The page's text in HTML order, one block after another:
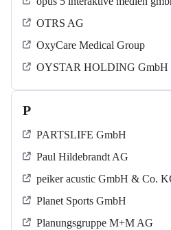
OTRS AG
OxyCare Medical Group
OYSTAR HOLDING GmbH
P
PARTSLIFE GmbH
Paul Hildebrandt AG
peiker acustic GmbH & Co.
Planet Sports GmbH
Planungsgruppe M+M AG